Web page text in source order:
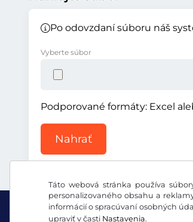
Táto webová stránka používa
personalizovaného obsahu a
informácií o spracúvaní osobných
upraviť v časti Nastavenia.
Po odovzdaní súboru náš
Vyberte súbor
Podporované formáty: Excel
Nahrať